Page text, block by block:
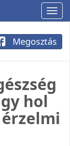
Megosztás
hol